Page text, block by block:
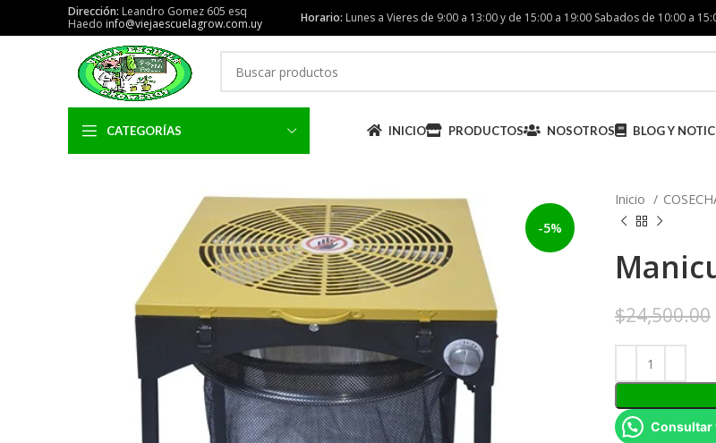
Dirección: Leandro Gomez 605 esq
Haedo info@viejaescuelagrow.com.uy Horario: Lunes a Vieres de 9:00 a 13:00 y de 15:00 a 19:00 Sabados de 10:00 a
CATEGORÍAS INICIO PRODUCTOS NOSOTROS BLOG Y
-5%
Inicio
$24,500.00
Consultar